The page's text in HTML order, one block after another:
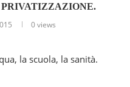
0 views
la scuola, la sanità.